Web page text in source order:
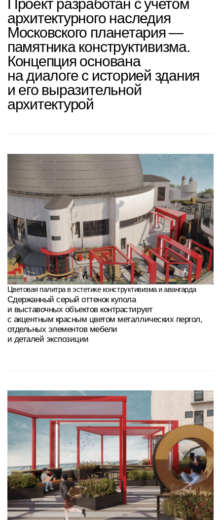
Природное дополнение пространства
Деревянная отделка скамеек
и пергол, а также растения
в цветочницах и кашпо смягчают монохромную
палитру пространства. Создается баланс между
и деталей экспозиции
Новая геометрия покрытия
Существующая темно-серая гранитная брусчатка
сохраняется, но получает новое композиционное
решение. Покрытие перекладывается полосами
и дополняется светлым гранитом Мансуровского